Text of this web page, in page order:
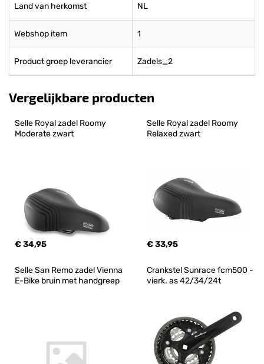
Land van herkomst NL
Webshop item 1
Product groep leverancier Zadels_2
Vergelijkbare producten
Selle Royal zadel Roomy
Moderate zwart
€ 34,95
Selle Royal zadel Roomy
Relaxed zwart
€ 33,95
Selle San Remo zadel Vienna
E-Bike bruin met handgreep
Crankstel Sunrace fcm500 -
vierk. as 42/34/24t